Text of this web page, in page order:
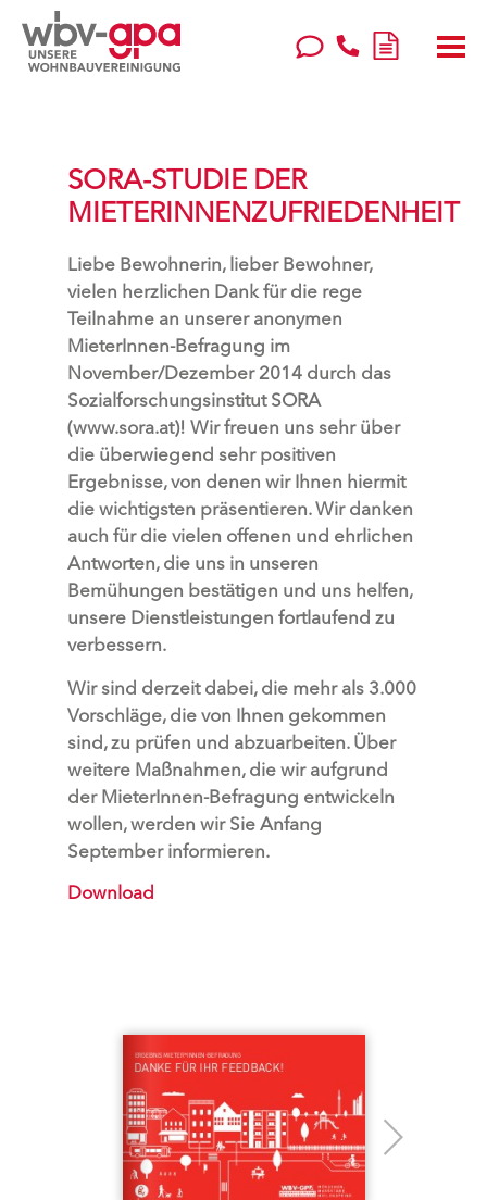
SORA-STUDIE DER
MIETERINNENZUFRIEDENHEIT
Liebe Bewohnerin, lieber Bewohner,
vielen herzlichen Dank für die rege
Teilnahme an unserer anonymen
MieterInnen-Befragung im
November/Dezember 2014 durch das
Sozialforschungsinstitut SORA
(www.sora.at)! Wir freuen uns sehr über
die überwiegend sehr positiven
Ergebnisse, von denen wir Ihnen hiermit
die wichtigsten präsentieren. Wir danken
auch für die vielen offenen und ehrlichen
Antworten, die uns in unseren
Bemühungen bestätigen und uns helfen,
unsere Dienstleistungen fortlaufend zu
verbessern.
Wir sind derzeit dabei, die mehr als 3.000
Vorschläge, die von Ihnen gekommen
sind, zu prüfen und abzuarbeiten. Über
weitere Maßnahmen, die wir aufgrund
der MieterInnen-Befragung entwickeln
wollen, werden wir Sie Anfang
September informieren.
Download